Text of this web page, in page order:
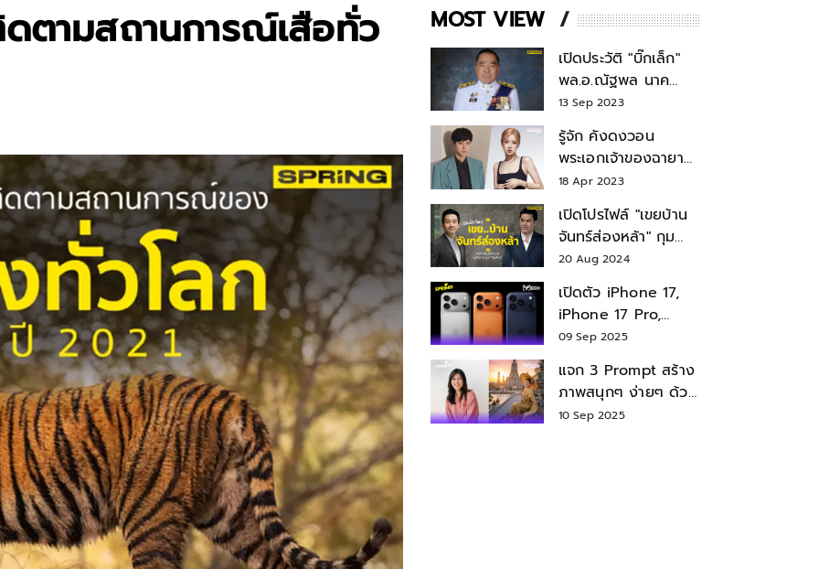
ตามสถานการณ์เสือทั่ว MOST VIEW
เปิดประวัติ "บิ๊กเล็ก"
พล.อ.ณัฐพล นาค
พาณิชย์ จากเลขาฯ
สมช.-เลขาฯ
รมว.กลาโหม
13 Sep 2023
รู้จัก คังดงวอน
พระเอกเจ้าของฉายา
สมบัติแห่งชาติ หลังมี
18 Apr 2023
เปิดโปรไฟล์ "เขยบ้าน
จันทร์ส่องหล้า" กุม
บังเหียนธุรกิจตระกูล
"ชินวัตร"
20 Aug 2024
เปิดตัว iPhone 17,
iPhone 17 Pro,
iPhone 17 Air สเปค
09 Sep 2025
แจก 3 Prompt สร้าง
ภาพสนุกๆ ง่ายๆ ด้วย
Nano Banana ใน
10 Sep 2025